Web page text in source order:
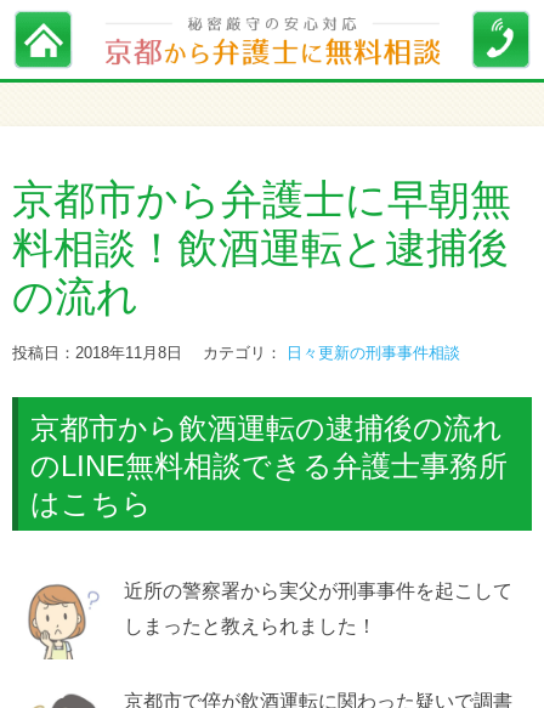
京都市から弁護士に早朝無
料相談！飲酒運転と逮捕後
の流れ
投稿日：2018年11月8日 カテゴリ： 日々更新の刑事事件相談
京都市から飲酒運転の逮捕後の流れ
のLINE無料相談できる弁護士事務所
はこちら
近所の警察署から実父が刑事事件を起こして
しまったと教えられました！
京都市で倅が飲酒運転に関わった疑いで調書